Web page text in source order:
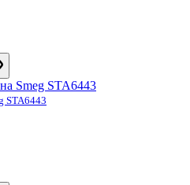
STA6443